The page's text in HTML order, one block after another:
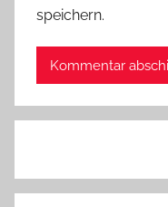
speichern.